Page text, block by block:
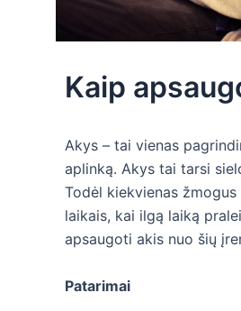
Kaip
Akys – tai vienas
aplinką. Akys tai tarsi
Todėl kiekvienas
laikais, kai ilgą laiką
apsaugoti akis nuo šių
Patarimai